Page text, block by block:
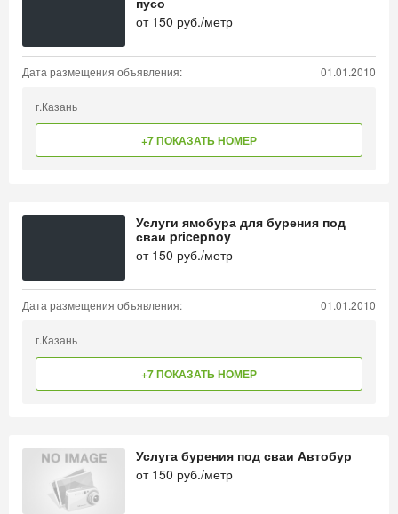
от 150 руб./метр
Дата размещения объявления: 01.01.2010
г.Казань
+7 ПОКАЗАТЬ НОМЕР
Услуги ямобура для бурения под
сваи pricepnoy
от 150 руб./метр
Дата размещения объявления: 01.01.2010
г.Казань
+7 ПОКАЗАТЬ НОМЕР
Услуга бурения под сваи Автобур
от 150 руб./метр